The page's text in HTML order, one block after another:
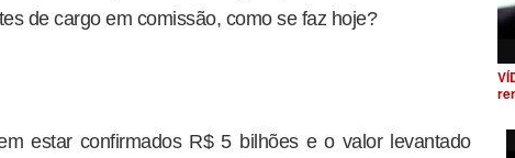
de cargo em comissão, como se faz hoje?
estar confirmados R$ 5 bilhões e o valor levantado